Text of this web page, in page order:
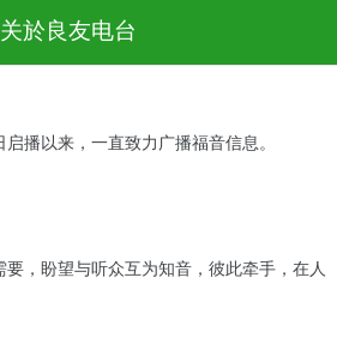
关於良友电台
播以来，一直致力广播福音信息。
，盼望与听众互为知音，彼此牵手，在人